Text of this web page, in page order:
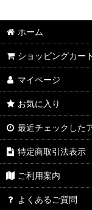
ホーム
ショッピングカート
マイページ
お気に入り
最近チェックした
特定商取引法表示
ご利用案内
よくあるご質問